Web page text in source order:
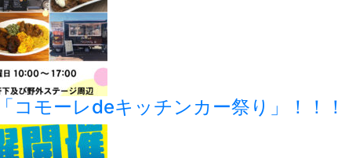
モーレdeキッチンカー祭り」！！！